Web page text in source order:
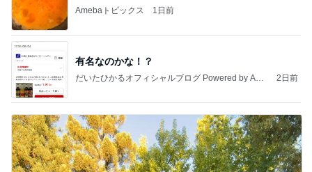
Amebaトピックス 1日前
有名なのかな！？
だいたひかるオフィシャルブログ Powered by Ame
2日前